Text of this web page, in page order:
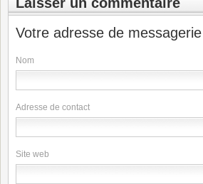
Votre adresse de
Nom
Adresse de contact
Site web